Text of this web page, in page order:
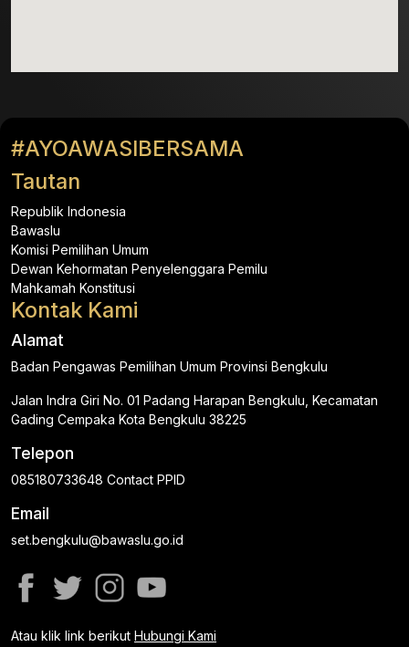
#AYOAWASIBERSAMA
Tautan
Republik Indonesia
Bawaslu
Komisi Pemilihan Umum
Dewan Kehormatan Penyelenggara Pemilu
Mahkamah Konstitusi
Kontak Kami
Alamat
Badan Pengawas Pemilihan Umum Provinsi Bengkulu
Jalan Indra Giri No. 01 Padang Harapan Bengkulu, Kecamatan
Gading Cempaka Kota Bengkulu 38225
Telepon
085180733648 Contact PPID
Email
set.bengkulu@bawaslu.go.id
Atau klik link berikut Hubungi Kami